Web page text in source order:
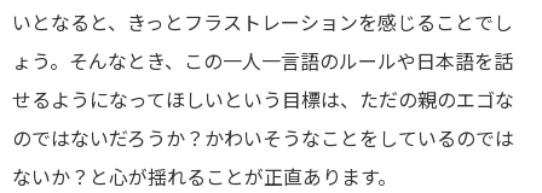
いとなると、きっとフラストレーションを感じることでし
ょう。そんなとき、この一人一言語のルールや日本語を話
せるようになってほしいという目標は、ただの親のエゴな
のではないだろうか？かわいそうなことをしているのでは
ないか？と心が揺れることが正直あります。